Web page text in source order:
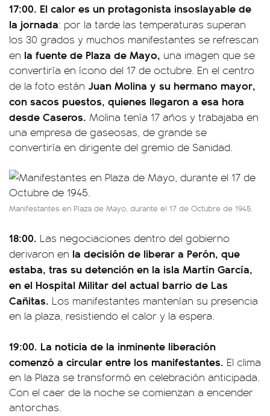
17:00. El calor es un protagonista insoslayable de
la jornada: por la tarde las temperaturas superan
los 30 grados y muchos manifestantes se refrescan
en la fuente de Plaza de Mayo, una imagen que se
convertiría en ícono del 17 de octubre. En el centro
de la foto están Juan Molina y su hermano mayor,
con sacos puestos, quienes llegaron a esa hora
desde Caseros. Molina tenía 17 años y trabajaba en
una empresa de gaseosas, de grande se
convertiría en dirigente del gremio de Sanidad.
Manifestantes en Plaza de Mayo, durante el 17 de Octubre de 1945.
18:00. Las negociaciones dentro del gobierno
derivaron en la decisión de liberar a Perón, que
estaba, tras su detención en la isla Martín García,
en el Hospital Militar del actual barrio de Las
Cañitas. Los manifestantes mantenían su presencia
en la plaza, resistiendo el calor y la espera.
19:00. La noticia de la inminente liberación
comenzó a circular entre los manifestantes. El clima
en la Plaza se transformó en celebración anticipada.
Con el caer de la noche se comienzan a encender
antorchas.